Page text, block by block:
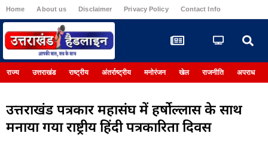
Home About us Disclaimer Privacy Policy Contact Info
राज्य उत्तराखंड राष्ट्रीय अंतर्राष्ट्रीय मनोरंजन खेल राजनीति अपराध
उत्तराखंड पत्रकार महासंघ में हर्षोल्लास के साथ
मनाया गया राष्ट्रीय हिंदी पत्रकारिता दिवस